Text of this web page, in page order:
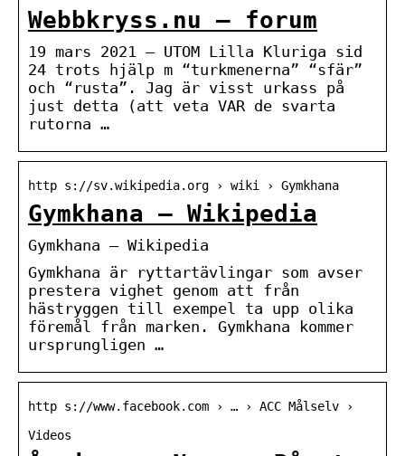
Webbkryss.nu – forum
19 mars 2021 — UTOM Lilla Kluriga sid
24 trots hjälp m “turkmenerna” “sfär”
och “rusta”. Jag är visst urkass på
just detta (att veta VAR de svarta
rutorna …
http s://sv.wikipedia.org › wiki › Gymkhana
Gymkhana – Wikipedia
Gymkhana – Wikipedia
Gymkhana är ryttartävlingar som avser
prestera vighet genom att från
hästryggen till exempel ta upp olika
föremål från marken. Gymkhana kommer
ursprungligen …
http s://www.facebook.com › … › ACC Målselv ›
Videos